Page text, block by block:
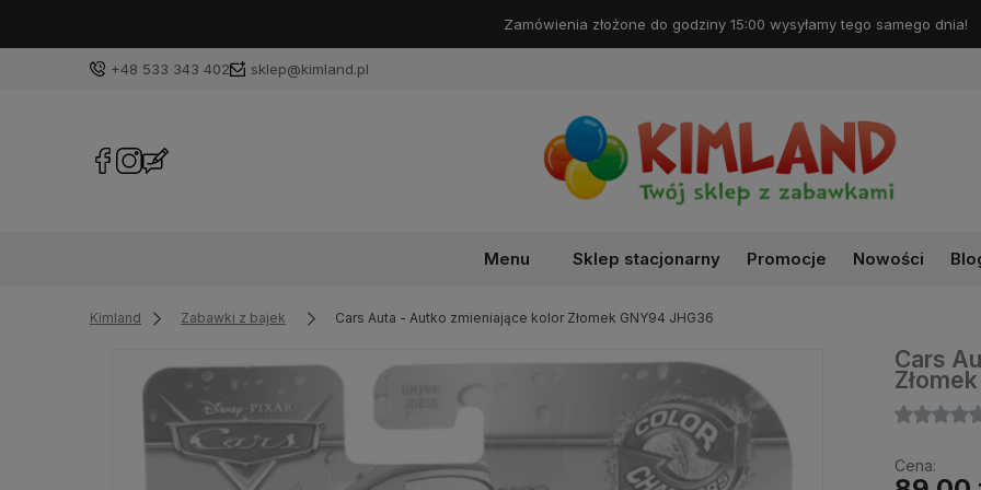
Darmowa dostawa od 99 zł!
+48 533 343 402 sklep@kimland.pl
Menu Sklep stacjonarny Promocje Nowości
Kimland Zabawki z bajek Cars Auta - Autko zmieniające kolor Złomek GNY94 JHG36
Cars
Cena: